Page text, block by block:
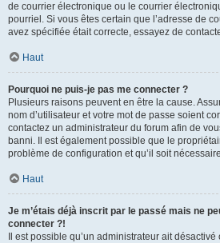
de courrier électronique ou le courrier
pourriel. Si vous êtes certain que l’adresse de
avez spécifiée était correcte, essayez de
Haut
Pourquoi ne puis-je pas me connecter ?
Plusieurs raisons peuvent en être la cause.
nom d’utilisateur et votre mot de passe soient
contactez un administrateur du forum afin de
banni. Il est également possible que le
problème de configuration et qu’il soit
Haut
Je m’étais déjà inscrit par le passé mais ne
connecter ?!
Il est possible qu’un administrateur ait